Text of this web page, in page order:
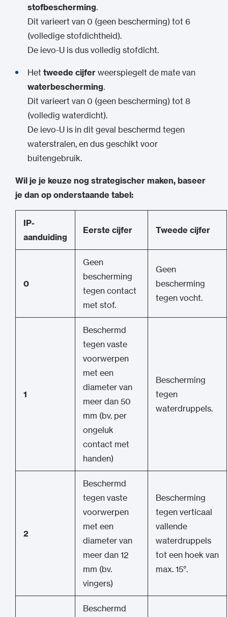
stofbescherming.
Dit varieert van 0 (geen bescherming) tot 6
(volledige stofdichtheid).
De ievo-U is dus volledig stofdicht.
Het tweede cijfer weerspiegelt de mate van
waterbescherming.
Dit varieert van 0 (geen bescherming) tot 8
(volledig waterdicht).
De ievo-U is in dit geval beschermd tegen
waterstralen, en dus geschikt voor
buitengebruik.
Wil je je keuze nog strategischer maken, baseer
je dan op onderstaande tabel:
IP-
aanduiding
Eerste cijfer Tweede cijfer
0
Geen
bescherming
tegen contact
met stof.
Geen
bescherming
tegen vocht.
1
Beschermd
tegen vaste
voorwerpen
met een
diameter van
meer dan 50
mm (bv. per
ongeluk
contact met
handen)
Bescherming
tegen
waterdruppels.
2
Beschermd
tegen vaste
voorwerpen
met een
diameter van
meer dan 12
mm (bv.
vingers)
Bescherming
tegen verticaal
vallende
waterdruppels
tot een hoek van
max. 15°.
Beschermd